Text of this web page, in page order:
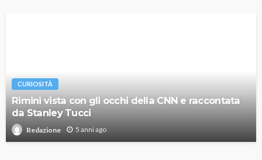
CURIOSITÀ
Rimini vista con gli occhi della CNN e raccontata
da Stanley Tucci
Redazione 5 anni ago